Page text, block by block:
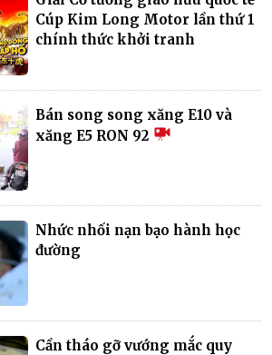
Cúp Kim Long Motor lần thứ 1
chính thức khởi tranh
Bán song song xăng E10 và
xăng E5 RON 92
Nhức nhối nạn bạo hành học
đường
Cần tháo gỡ vướng mắc quy